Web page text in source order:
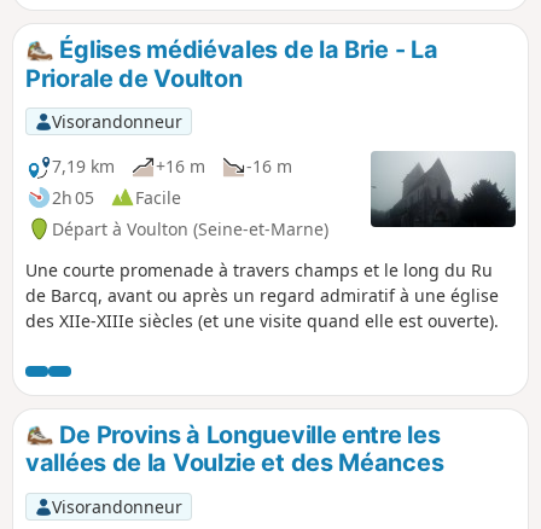
Églises médiévales de la Brie - La
Priorale de Voulton
Visorandonneur
7,19 km
+16 m
-16 m
2h 05
Facile
Départ à Voulton (Seine-et-Marne)
Une courte promenade à travers champs et le long du Ru
de Barcq, avant ou après un regard admiratif à une église
des XIIe-XIIIe siècles (et une visite quand elle est ouverte).
De Provins à Longueville entre les
vallées de la Voulzie et des Méances
Visorandonneur